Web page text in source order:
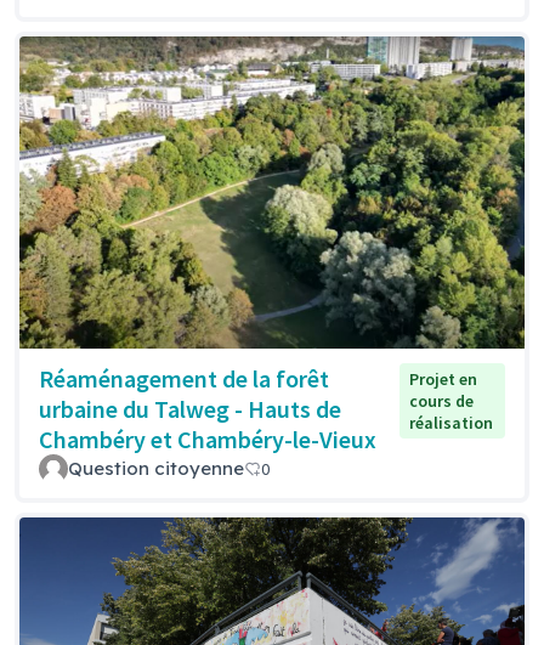
Réaménagement de la forêt
urbaine du Talweg - Hauts de
Chambéry et Chambéry-le-Vieux
Projet en
cours de
réalisation
Question citoyenne 0